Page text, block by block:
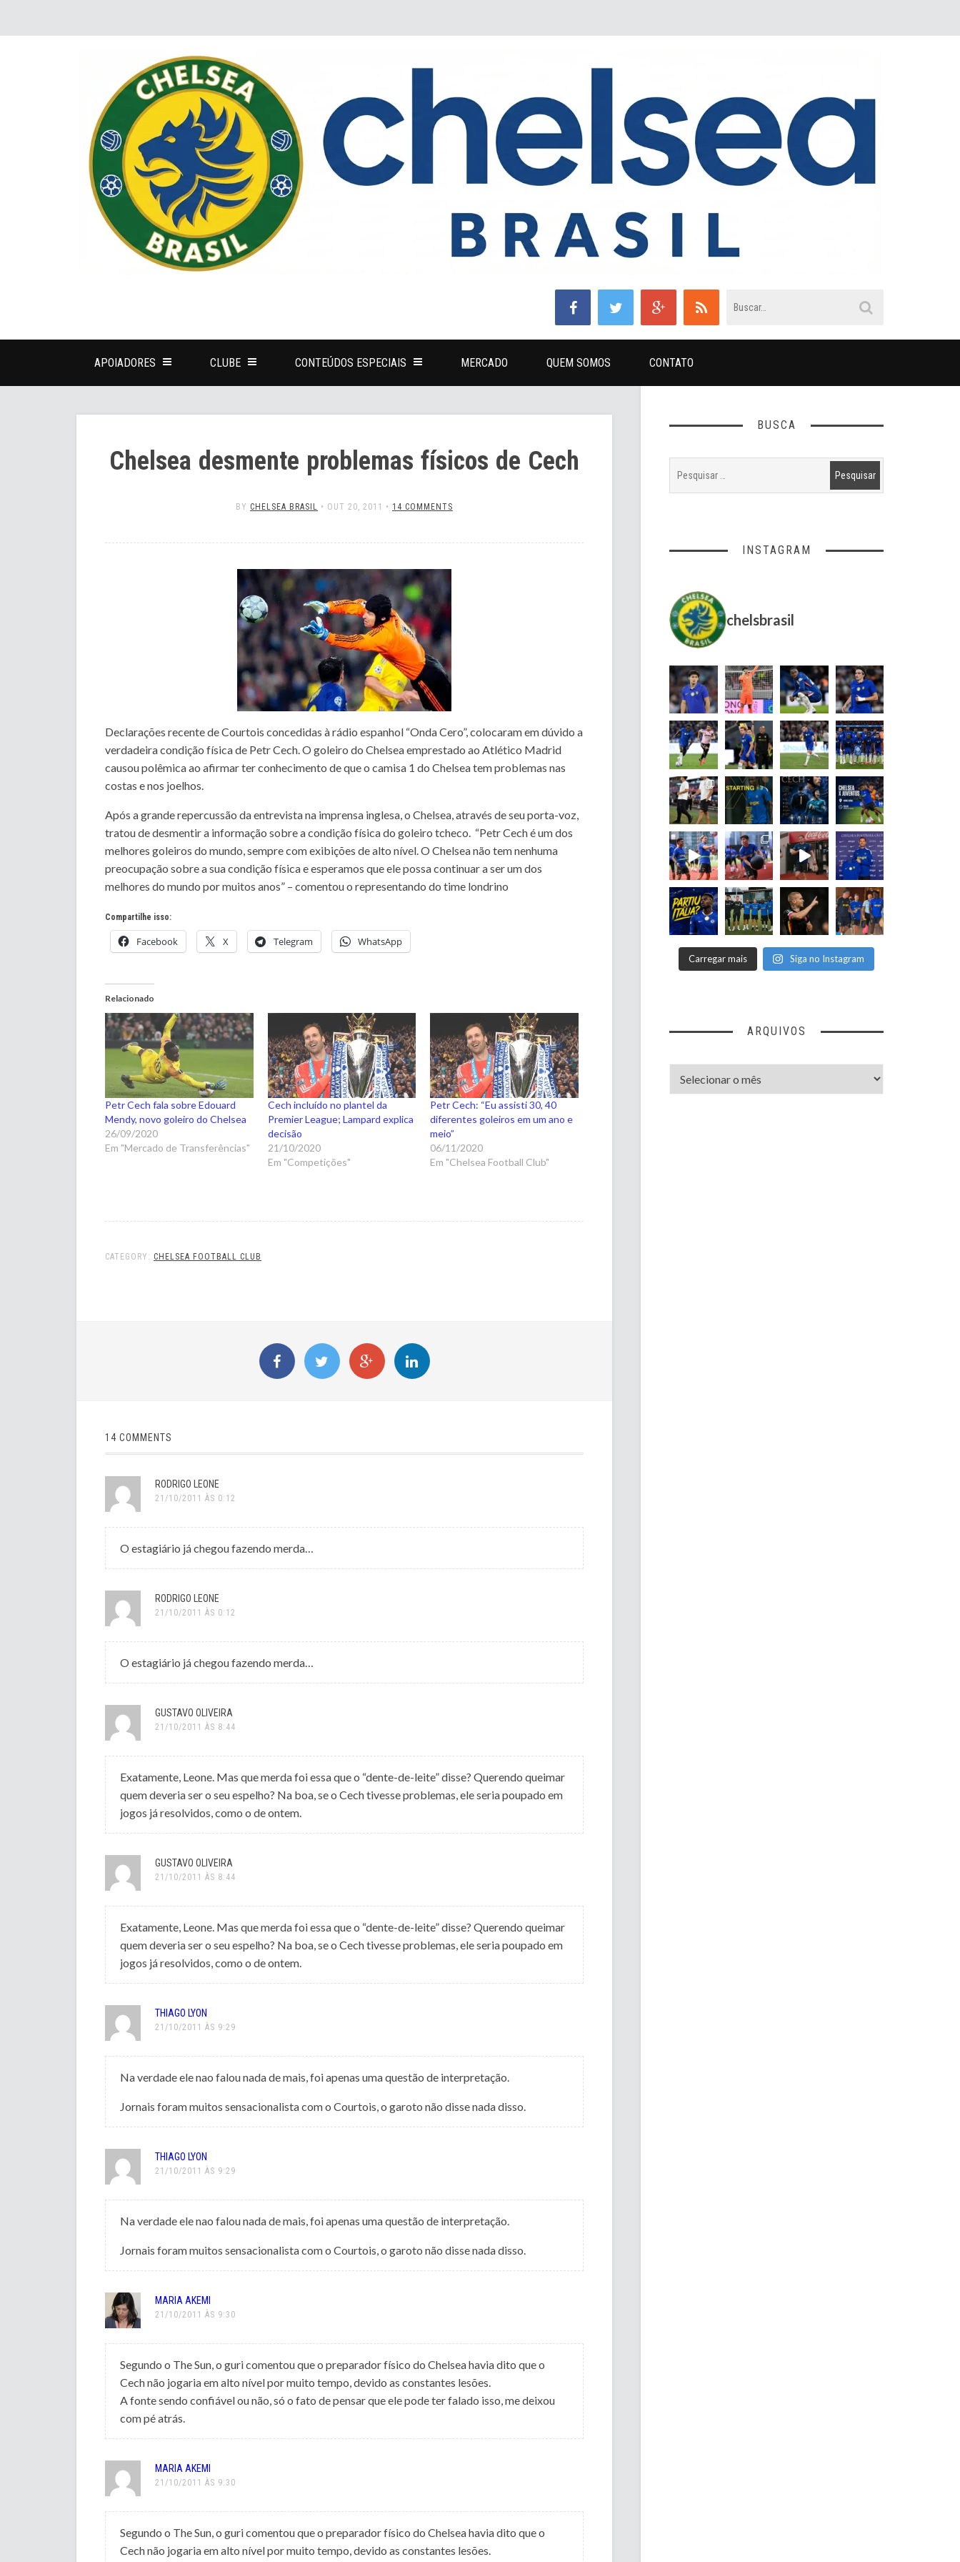
APOIADORES CLUBE CONTEÚDOS ESPECIAIS MERCADO QUEM SOMOS CONTATO
Chelsea desmente problemas físicos de Cech
BY CHELSEA BRASIL • OUT 20, 2011 • 14 COMMENTS
Declarações recente de Courtois concedidas à rádio espanhol “Onda Cero”, colocaram em dúvido a
verdadeira condição física de Petr Cech. O goleiro do Chelsea emprestado ao Atlético Madrid
causou polêmica ao afirmar ter conhecimento de que o camisa 1 do Chelsea tem problemas nas
costas e nos joelhos.
Após a grande repercussão da entrevista na imprensa inglesa, o Chelsea, através de seu porta-voz,
tratou de desmentir a informação sobre a condição física do goleiro tcheco. “Petr Cech é um dos
melhores goleiros do mundo, sempre com exibições de alto nível. O Chelsea não tem nenhuma
preocupação sobre a sua condição física e esperamos que ele possa continuar a ser um dos
melhores do mundo por muitos anos” – comentou o representando do time londrino
Compartilhe isso:
Facebook X Telegram WhatsApp
Relacionado
Petr Cech fala sobre Edouard
Mendy, novo goleiro do Chelsea
26/09/2020
Em "Mercado de Transferências"
Cech incluído no plantel da
Premier League; Lampard explica
decisão
21/10/2020
Em "Competições"
Petr Cech: “Eu assisti 30, 40
diferentes goleiros em um ano e
meio”
06/11/2020
Em "Chelsea Football Club"
CATEGORY: CHELSEA FOOTBALL CLUB
14 COMMENTS
RODRIGO LEONE
21/10/2011 ÀS 0:12
O estagiário já chegou fazendo merda…
RODRIGO LEONE
21/10/2011 ÀS 0:12
O estagiário já chegou fazendo merda…
GUSTAVO OLIVEIRA
21/10/2011 ÀS 8:44
Exatamente, Leone. Mas que merda foi essa que o “dente-de-leite” disse? Querendo queimar
quem deveria ser o seu espelho? Na boa, se o Cech tivesse problemas, ele seria poupado em
jogos já resolvidos, como o de ontem.
GUSTAVO OLIVEIRA
21/10/2011 ÀS 8:44
Exatamente, Leone. Mas que merda foi essa que o “dente-de-leite” disse? Querendo queimar
quem deveria ser o seu espelho? Na boa, se o Cech tivesse problemas, ele seria poupado em
jogos já resolvidos, como o de ontem.
THIAGO LYON
21/10/2011 ÀS 9:29
Na verdade ele nao falou nada de mais, foi apenas uma questão de interpretação.
Jornais foram muitos sensacionalista com o Courtois, o garoto não disse nada disso.
THIAGO LYON
21/10/2011 ÀS 9:29
Na verdade ele nao falou nada de mais, foi apenas uma questão de interpretação.
Jornais foram muitos sensacionalista com o Courtois, o garoto não disse nada disso.
MARIA AKEMI
21/10/2011 ÀS 9:30
Segundo o The Sun, o guri comentou que o preparador físico do Chelsea havia dito que o
Cech não jogaria em alto nível por muito tempo, devido as constantes lesões.
A fonte sendo confiável ou não, só o fato de pensar que ele pode ter falado isso, me deixou
com pé atrás.
MARIA AKEMI
21/10/2011 ÀS 9:30
Segundo o The Sun, o guri comentou que o preparador físico do Chelsea havia dito que o
Cech não jogaria em alto nível por muito tempo, devido as constantes lesões.
BUSCA
INSTAGRAM
chelsbrasil
Carregar mais Siga no Instagram
ARQUIVOS